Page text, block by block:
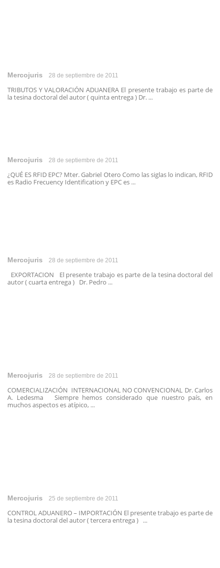
Mercojuris 28 de septiembre de 2011
TRIBUTOS Y VALORACIÓN ADUANERA El presente trabajo es parte de
la tesina doctoral del autor ( quinta entrega ) Dr. ...
Mercojuris 28 de septiembre de 2011
¿QUÉ ES RFID EPC? Mter. Gabriel Otero Como las siglas lo indican, RFID
es Radio Frecuency Identification y EPC es ...
Mercojuris 28 de septiembre de 2011
EXPORTACION El presente trabajo es parte de la tesina doctoral del
autor ( cuarta entrega ) Dr. Pedro ...
Mercojuris 28 de septiembre de 2011
COMERCIALIZACIÓN INTERNACIONAL NO CONVENCIONAL Dr. Carlos
A. Ledesma Siempre hemos considerado que nuestro país, en
muchos aspectos es atípico, ...
Mercojuris 25 de septiembre de 2011
CONTROL ADUANERO – IMPORTACIÓN El presente trabajo es parte de
la tesina doctoral del autor ( tercera entrega ) ...